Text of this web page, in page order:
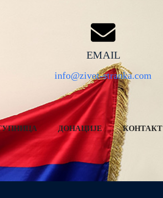
EMAIL
info@zivot-stranka.com
ДОНАЦИЈЕ КОНТАКТ